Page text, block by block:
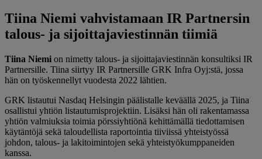
Tiina Niemi vahvistamaan IR Partnersin
talous- ja sijoittajaviestinnän tiimiä
Tiina Niemi on nimetty talous- ja sijoittajaviestinnän konsultiksi IR
Partnersille. Tiina siirtyy IR Partnersille GRK Infra Oyj:stä, jossa
hän on työskennellyt vuodesta 2022 lähtien.
GRK listautui Nasdaq Helsingin päälistalle keväällä 2025, ja Tiina
osallistui yhtiön listautumisprojektiin. Lisäksi hän oli rakentamassa
yhtiön valmiuksia toimia pörssiyhtiönä kehittämällä tiedottamisen
käytäntöjä sekä taloudellista raportointia tiiviissä yhteistyössä
johdon, talous- ja lakitoimintojen sekä yhteistyökumppaneiden
kanssa.